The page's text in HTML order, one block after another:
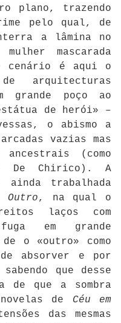
plano, trazendo
pelo qual, de
a lâmina no
mascarada
cenário é aqui o
arquitecturas
grande poço ao
de herói» –
o abismo a
vazias mas
ancestrais (como
De Chirico). A
trabalhada
Outro, na qual o
laços com
em grande
o «outro» como
absorver e por
que desse
de que a sombra
de Céu em
das mesmas